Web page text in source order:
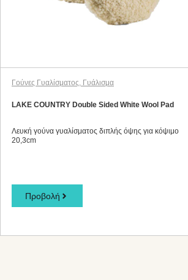
Γούνες Γυαλίσματος, Γυάλισμα
LAKE COUNTRY Double Sided White Wool Pad
Λευκή γούνα γυαλίσματος διπλής όψης για κόψιμο
20,3cm
Προβολή